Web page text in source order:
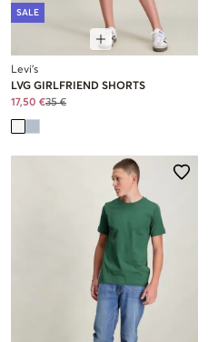
SALE
Levi's
LVG GIRLFRIEND SHORTS
17,50 €35 €